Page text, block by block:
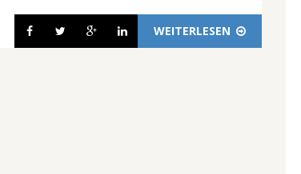
WEITERLESEN